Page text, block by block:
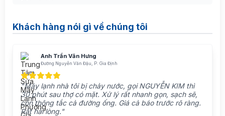
Khách hàng nói gì về chúng tôi
Anh Trần Văn Hưng
Đường Nguyễn Văn Đậu, P. Gia Định
"Máy lạnh nhà tôi bị chảy nước, gọi NGUYỄN KIM thì
30 phút sau thợ có mặt. Xử lý rất nhanh gọn, sạch sẽ,
còn thông tắc cả đường ống. Giá cả báo trước rõ ràng.
Rất hài lòng."